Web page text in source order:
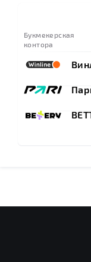
Букмекерская
контора